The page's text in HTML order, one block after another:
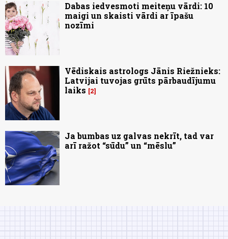
Dabas iedvesmoti meiteņu vārdi: 10
maigi un skaisti vārdi ar īpašu
nozīmi
Vēdiskais astrologs Jānis Riežnieks:
Latvijai tuvojas grūts pārbaudījumu
laiks
2
Ja bumbas uz galvas nekrīt, tad var
arī ražot “sūdu” un “mēslu”